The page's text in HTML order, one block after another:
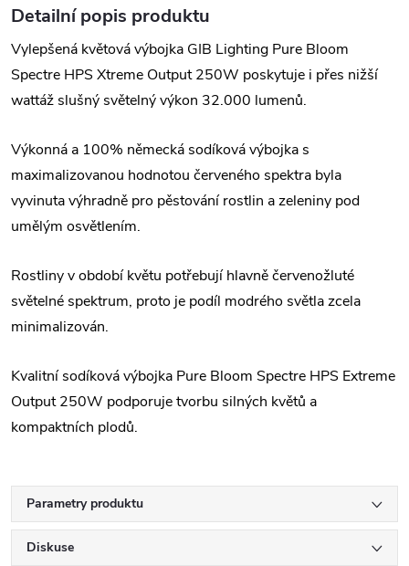
Detailní popis produktu
Vylepšená květová výbojka GIB Lighting Pure Bloom
Spectre HPS Xtreme Output 250W poskytuje i přes nižší
wattáž slušný světelný výkon 32.000 lumenů.
Výkonná a 100% německá sodíková výbojka s
maximalizovanou hodnotou červeného spektra byla
vyvinuta výhradně pro pěstování rostlin a zeleniny pod
umělým osvětlením.
Rostliny v období květu potřebují hlavně červenožluté
světelné spektrum, proto je podíl modrého světla zcela
minimalizován.
Kvalitní sodíková výbojka Pure Bloom Spectre HPS Extreme
Output 250W podporuje tvorbu silných květů a
kompaktních plodů.
Parametry produktu
Diskuse